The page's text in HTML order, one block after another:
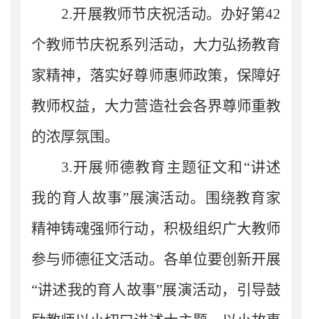
2.开展教师节庆祝活动。办好第42
个教师节庆祝系列活动，大力弘扬教育
家精神，落实好尊师惠师政策，保障好
教师权益，大力营造社会各界尊师重教
的浓厚氛围。
3.开展师德教育主题征文和“讲述
我的育人故事”展演活动。围绕教育家
精神铸魂强师行动，积极组织广大教师
参与师德征文活动。各单位要创新开展
“讲述我的育人故事”展演活动，引导鼓